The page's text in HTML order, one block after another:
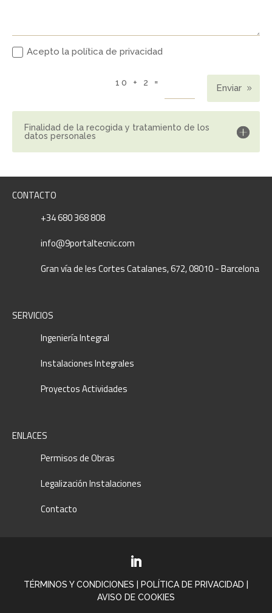
Acepto la política de privacidad
10 + 2 =
Enviar
Finalidad de la recogida y tratamiento de los
datos personales
CONTACTO
+34 680 368 808
info@9portaltecnic.com
Gran vía de les Cortes Catalanes, 672, 08010 - Barcelona
SERVICIOS
Ingeniería Integral
Instalaciones Integrales
Proyectos Actividades
ENLACES
Permisos de Obras
Legalización Instalaciones
Contacto
TÉRMINOS Y CONDICIONES POLÍTICA DE PRIVACIDAD
AVISO DE COOKIES